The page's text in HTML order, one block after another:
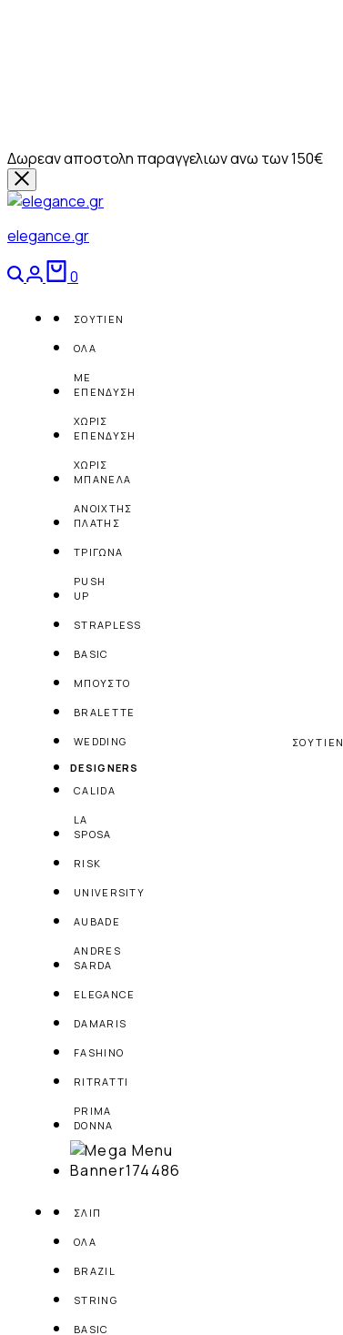
Δωρεαν αποστολη παραγγελιων ανω των 150€
elegance.gr
Αναζήτηση
Login
0
ΣΟΥΤΙΕΝ
ΟΛΑ
ΜΕ
ΕΠΕΝΔΥΣΗ
ΧΩΡΙΣ
ΕΠΕΝΔΥΣΗ
ΧΩΡΙΣ
ΜΠΑΝΕΛΑ
ΑΝΟΙΧΤΗΣ
ΠΛΑΤΗΣ
ΤΡΙΓΩΝΑ
PUSH
UP
STRAPLESS
BASIC
ΜΠΟΥΣΤΟ
BRALETTE
WEDDING
DESIGNERS
CALIDA
LA
SPOSA
RISK
UNIVERSITY
AUBADE
ANDRES
SARDA
ELEGANCE
DAMARIS
FASHINO
RITRATTI
PRIMA
DONNA
ΣΟΥΤΙΕΝ
ΣΛΙΠ
ΟΛΑ
BRAZIL
STRING
BASIC